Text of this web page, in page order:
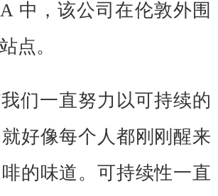
中，该公司在伦敦外围
点。
们一直努力以可持续的
好像每个人都刚刚醒来
的味道。可持续性一直